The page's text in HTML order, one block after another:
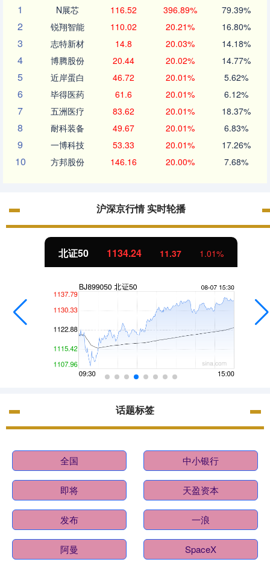
1
N展芯 116.52 396.89% 79.39%
2 锐翔智能 110.02 20.21% 16.80%
3 志特新材 14.8 20.03% 14.18%
4 博腾股份 20.44 20.02% 14.77%
5 近岸蛋白 46.72 20.01% 5.62%
6 毕得医药 61.6 20.01% 6.12%
7 五洲医疗 83.62 20.01% 18.37%
8 耐科装备 49.67 20.01% 6.83%
9 一博科技 53.33 20.01% 17.26%
10 方邦股份 146.16 20.00% 7.68%
沪深京行情 实时轮播
北证50 1134.24 11.37 1.01%
话题标签
全国 中小银行
即将 天盈资本
发布 一浪
阿曼 SpaceX